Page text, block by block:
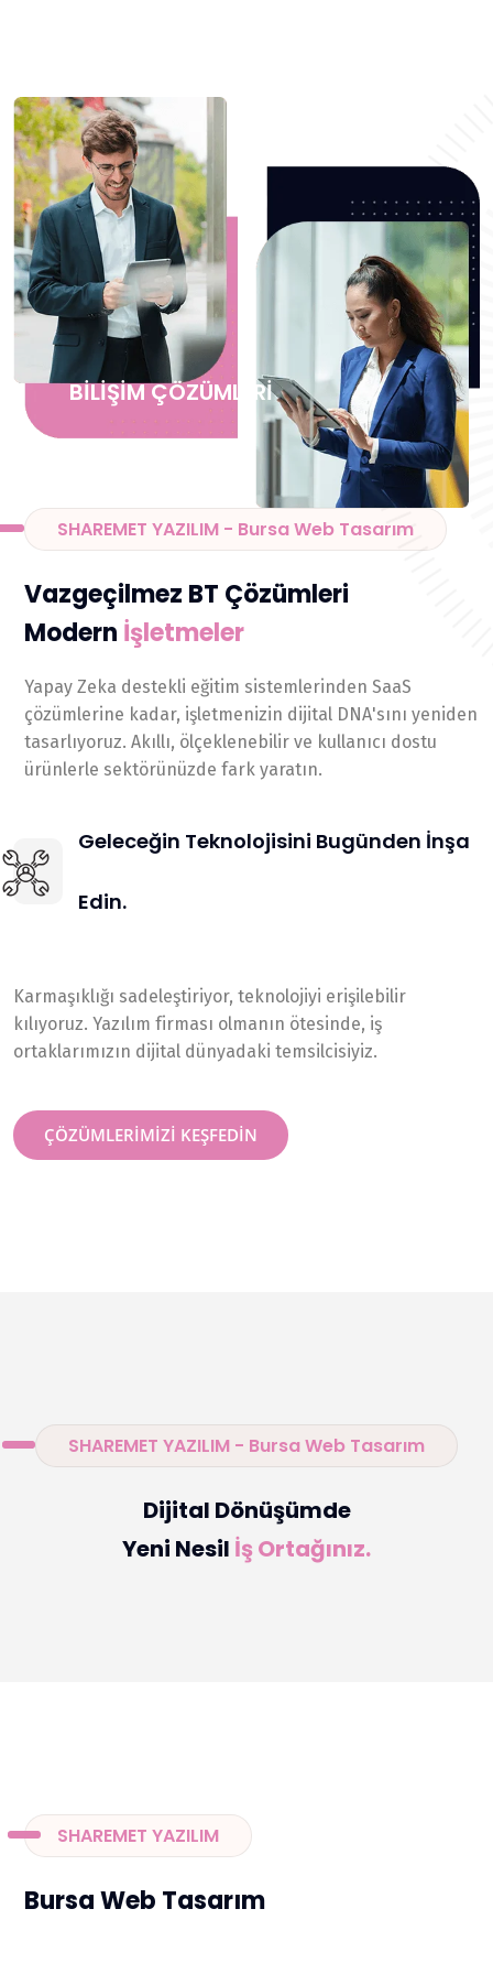
BİLİŞİM ÇÖZÜMLERİ
SHAREMET YAZILIM - Bursa Web Tasarım
Vazgeçilmez BT Çözümleri
Modern İşletmeler
Yapay Zeka destekli eğitim sistemlerinden SaaS
çözümlerine kadar, işletmenizin dijital DNA'sını yeniden
tasarlıyoruz. Akıllı, ölçeklenebilir ve kullanıcı dostu
ürünlerle sektörünüzde fark yaratın.
Geleceğin Teknolojisini Bugünden İnşa
Edin.
Karmaşıklığı sadeleştiriyor, teknolojiyi erişilebilir
kılıyoruz. Yazılım firması olmanın ötesinde, iş
ortaklarımızın dijital dünyadaki temsilcisiyiz.
ÇÖZÜMLERIMIZI KEŞFEDIN
SHAREMET YAZILIM - Bursa Web Tasarım
Dijital Dönüşümde
Yeni Nesil İş Ortağınız.
SHAREMET YAZILIM
Bursa Web Tasarım